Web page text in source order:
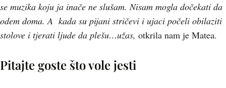
se muzika koju ja inače ne slušam. Nisam mogla dočekati da
odem doma. A kada su pijani stričevi i ujaci počeli obilaziti
stolove i tjerati ljude da plešu…užas, otkrila nam je Matea.
Pitajte goste što vole jesti